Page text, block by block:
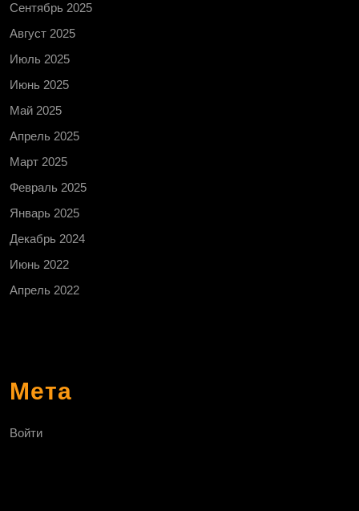
Сентябрь 2025
Август 2025
Июль 2025
Июнь 2025
Май 2025
Апрель 2025
Март 2025
Февраль 2025
Январь 2025
Декабрь 2024
Июнь 2022
Апрель 2022
Мета
Войти